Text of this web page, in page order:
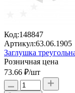
Код:148847
Артикул:63.06.1905
Заглушка
Розничная цена
73.66 ₽/шт